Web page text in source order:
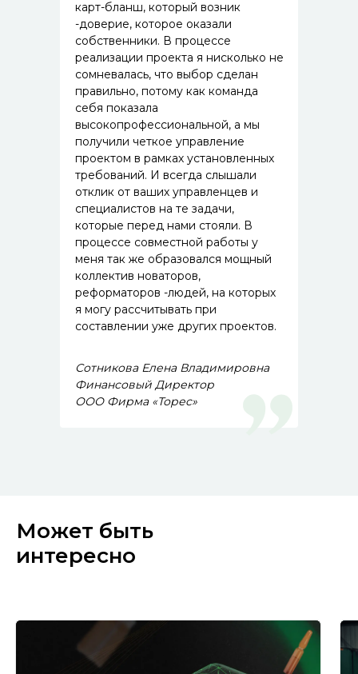
карт-бланш, который возник
-доверие, которое оказали
собственники. В процессе
реализации проекта я нисколько не
сомневалась, что выбор сделан
правильно, потому как команда
себя показала
высокопрофессиональной, а мы
получили четкое управление
проектом в рамках установленных
требований. И всегда слышали
отклик от ваших управленцев и
специалистов на те задачи,
которые перед нами стояли. В
процессе совместной работы у
меня так же образовался мощный
коллектив новаторов,
реформаторов -людей, на которых
я могу рассчитывать при
составлении уже других проектов.
Сотникова Елена Владимировна
Финансовый Директор
ООО Фирма «Торес»
Может быть
интересно